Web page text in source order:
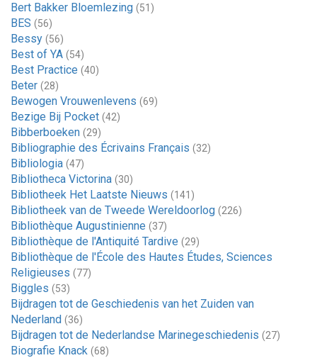
Bert Bakker Bloemlezing (51)
BES (56)
Bessy (56)
Best of YA (54)
Best Practice (40)
Beter (28)
Bewogen Vrouwenlevens (69)
Bezige Bij Pocket (42)
Bibberboeken (29)
Bibliographie des Écrivains Français (32)
Bibliologia (47)
Bibliotheca Victorina (30)
Bibliotheek Het Laatste Nieuws (141)
Bibliotheek van de Tweede Wereldoorlog (226)
Bibliothèque Augustinienne (37)
Bibliothèque de l'Antiquité Tardive (29)
Bibliothèque de l'École des Hautes Études, Sciences
Religieuses (77)
Biggles (53)
Bijdragen tot de Geschiedenis van het Zuiden van
Nederland (36)
Bijdragen tot de Nederlandse Marinegeschiedenis (27)
Biografie Knack (68)